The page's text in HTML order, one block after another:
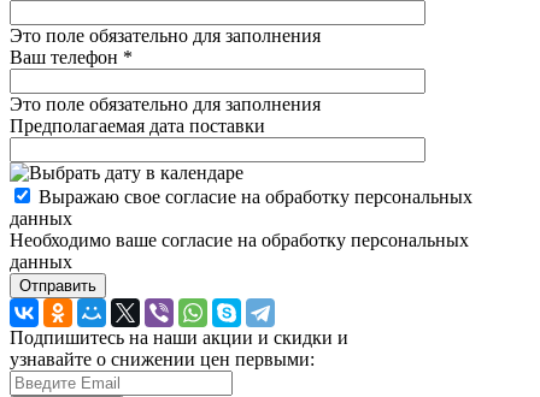
Это поле обязательно для заполнения
Ваш телефон *
Это поле обязательно для заполнения
Предполагаемая дата поставки
Выражаю свое согласие на обработку персональных
данных
Необходимо ваше согласие на обработку персональных
данных
Отправить
Подпишитесь на наши акции и скидки и
узнавайте о снижении цен первыми: